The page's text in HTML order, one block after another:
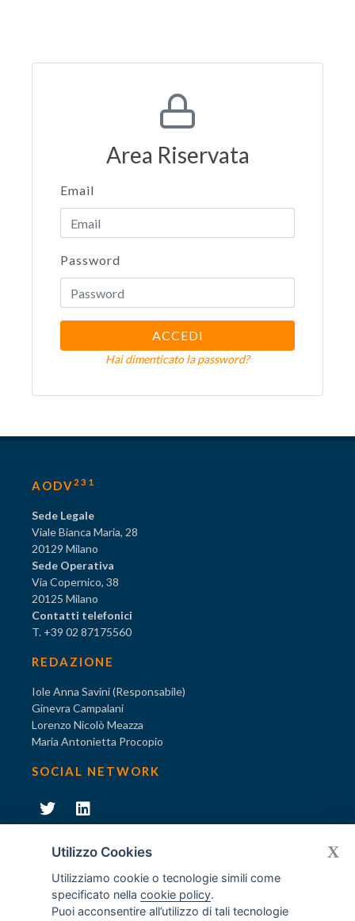
Area Riservata
Email
Password
ACCEDI
Hai dimenticato la password?
AODV 231
Sede Legale
Viale Bianca Maria, 28
20129 Milano
Sede Operativa
Via Copernico, 38
20125 Milano
Contatti telefonici
T. +39 02 87175560
REDAZIONE
Iole Anna Savini (Responsabile)
Ginevra Campalani
Lorenzo Nicolò Meazza
Maria Antonietta Procopio
SOCIAL NETWORK
Diventa socio di AODV
Utilizzo Cookies
Utilizziamo cookie o tecnologie simili come
specificato nellacookie policy.
Puoi acconsentire all’utilizzo di tali tecnologie
X